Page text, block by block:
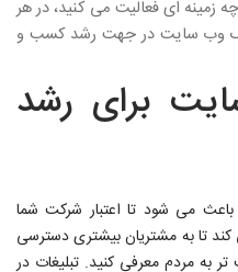
زمینه ای فعالیت می کنید، در هر
یک وب سایت در جهت رشد کسب و
برای رشد
می شود تا اعتبار شرکت شما
تا به مشتریان بیشتری دسترسی
به مردم معرفی کنید. تبلیغات در